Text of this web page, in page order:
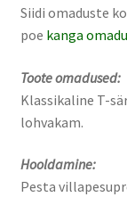
Siidi omaduste
poe kanga
Toote omadused:
Klassikaline T-
lohvakam.
Hooldamine:
Pesta